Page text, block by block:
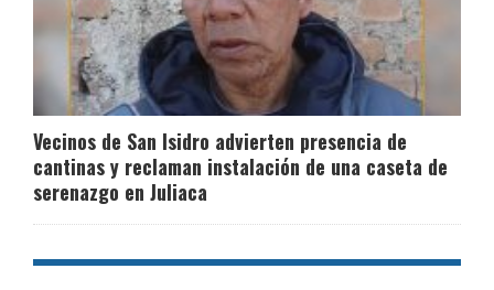
Vecinos de San Isidro advierten presencia de
cantinas y reclaman instalación de una caseta de
serenazgo en Juliaca